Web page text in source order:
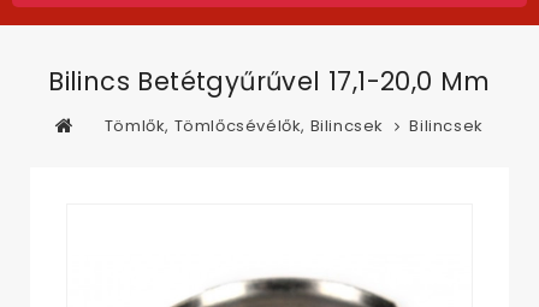
Bilincs Betétgyűrűvel 17,1-20,0 Mm
Tömlők, Tömlőcsévélők, Bilincsek Bilincsek